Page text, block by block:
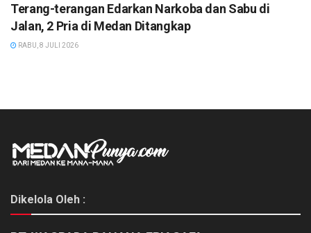
Terang-terangan Edarkan Narkoba dan Sabu di
Jalan, 2 Pria di Medan Ditangkap
RABU, 8 JULI 2026
Dikelola Oleh :